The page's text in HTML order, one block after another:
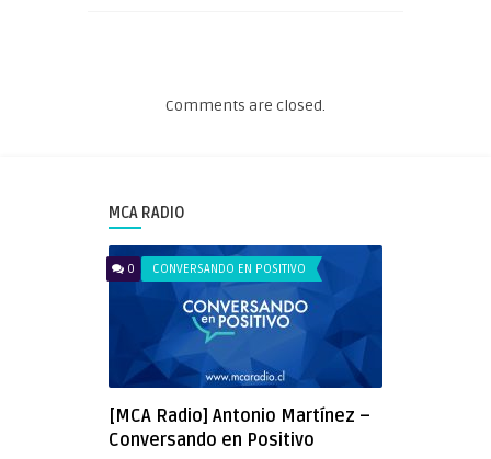
Comments are closed.
MCA RADIO
0 CONVERSANDO EN POSITIVO
[MCA Radio] Antonio Martínez –
Conversando en Positivo